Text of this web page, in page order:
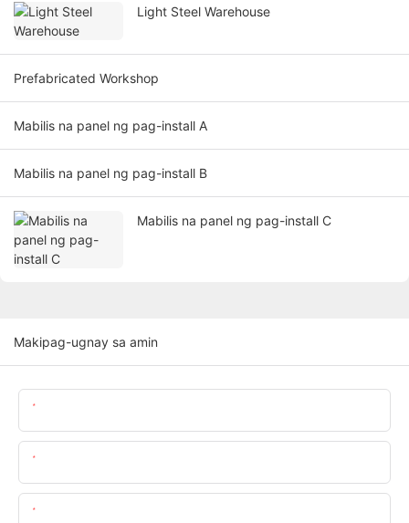
Light Steel Warehouse
Prefabricated Workshop
Mabilis na panel ng pag-install A
Mabilis na panel ng pag-install B
Mabilis na panel ng pag-install C
Makipag-ugnay sa amin